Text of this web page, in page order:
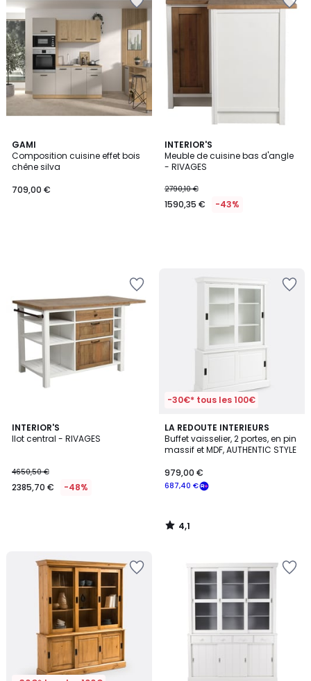
GAMI
Composition cuisine effet bois
chêne silva
709,00 €
INTERIOR'S
Meuble de cuisine bas d'angle
- RIVAGES
2790,10 €
1590,35 € -43%
INTERIOR'S
Ilot central - RIVAGES
4650,50 €
2385,70 € -48%
-30€* tous les 100€
LA REDOUTE INTERIEURS
Buffet vaisselier, 2 portes, en pin
massif et MDF, AUTHENTIC STYLE
687,40 €
979,00 €
4,1
/ 5
4,1
/